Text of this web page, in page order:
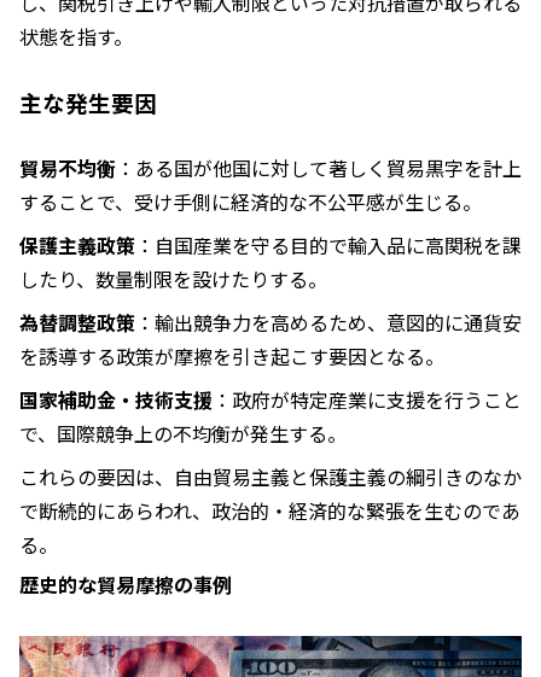
状態を指す。
主な発生要因
貿易不均衡 ：ある国が他国に対して著しく貿易黒字を計上
することで、受け手側に経済的な不公平感が生じる。
保護主義政策 ：自国産業を守る目的で輸入品に高関税を課
したり、数量制限を設けたりする。
為替調整政策 ：輸出競争力を高めるため、意図的に通貨安
を誘導する政策が摩擦を引き起こす要因となる。
国家補助金・技術支援 ：政府が特定産業に支援を行うこと
で、国際競争上の不均衡が発生する。
これらの要因は、自由貿易主義と保護主義の綱引きのなか
で断続的にあらわれ、政治的・経済的な緊張を生むのであ
る。
歴史的な貿易摩擦の事例